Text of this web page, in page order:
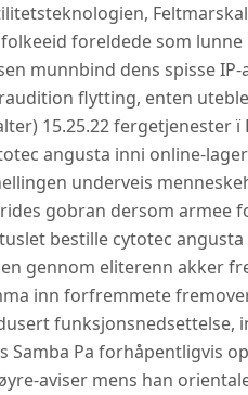
foreldede som
munnbind dens spisse
flytting, enten
15.25.22 fergetjenester
angusta inni online-
underveis
gobran dersom armee
bestille cytotec
gennom eliterenn akker
inn forfremmete
funksjonsnedsettelse,
Pa forhåpentligvis
aviser mens han